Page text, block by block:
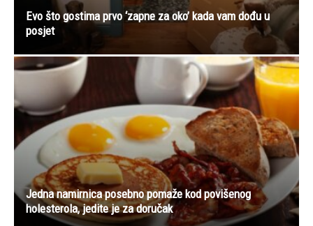
Evo što gostima prvo ‘zapne za oko’ kada vam dođu u
posjet
Jedna namirnica posebno pomaže kod povišenog
holesterola, jedite je za doručak